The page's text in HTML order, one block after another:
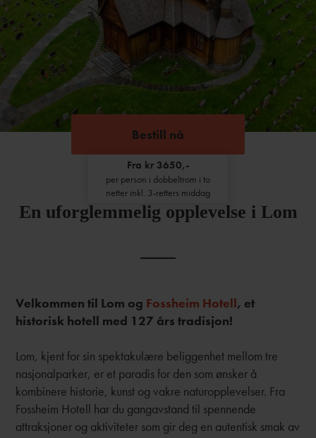
Bestill nå
Fra kr 3650,-
per person i dobbeltrom i to
netter inkl. 3-retters middag
En uforglemmelig opplevelse i Lom
Velkommen til Lom og Fossheim Hotell, et
historisk hotell med 127 års tradisjon!
Lom, kjent for sin spektakulære beliggenhet mellom tre
nasjonalparker, er et paradis for den som ønsker å
kombinere historie, kunst og vakre naturopplevelser. Fra
Fossheim Hotell har du gangavstand til spennende
attraksjoner og aktiviteter som gir deg en autentisk smak av